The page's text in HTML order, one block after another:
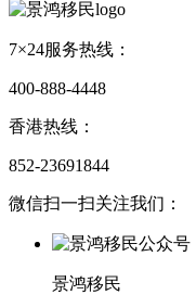
7×24服务热线：
400-888-4448
香港热线：
852-23691844
微信扫一扫关注我们：
景鸿移民